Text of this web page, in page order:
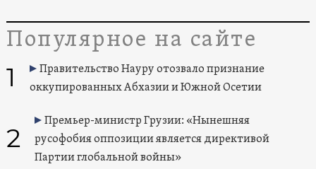
Популярное на сайте
1
Правительство Науру отозвало признание
оккупированных Абхазии и Южной Осетии
2
Премьер-министр Грузии: «Нынешняя
русофобия оппозиции является директивой
Партии глобальной войны»